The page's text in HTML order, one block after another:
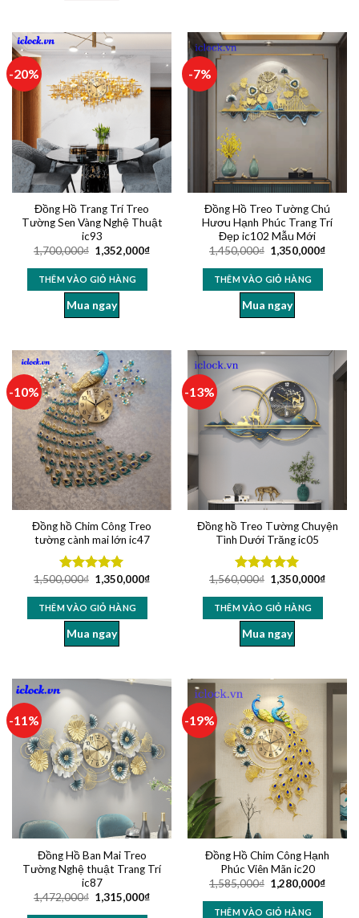
-20%
Đồng Hồ Trang Trí Treo
Tường Sen Vàng Nghệ Thuật
ic93
1,700,000₫ 1,352,000₫
THÊM VÀO GIỎ HÀNG
Mua ngay
-7%
Đồng Hồ Treo Tường Chú
Hươu Hạnh Phúc Trang Trí
Đẹp ic102 Mẫu Mới
1,450,000₫ 1,350,000₫
THÊM VÀO GIỎ HÀNG
Mua ngay
-10%
Đồng hồ Chim Công Treo
tường cành mai lớn ic47
Được xếp
hạng5.00
5 sao
1,500,000₫ 1,350,000₫
THÊM VÀO GIỎ HÀNG
Mua ngay
-13%
Đồng hồ Treo Tường Chuyện
Tình Dưới Trăng ic05
Được xếp
hạng5.00
5 sao
1,560,000₫ 1,350,000₫
THÊM VÀO GIỎ HÀNG
Mua ngay
-11%
Đồng Hồ Ban Mai Treo
Tường Nghệ thuật Trang Trí
ic87
1,472,000₫ 1,315,000₫
-19%
Đồng Hồ Chim Công Hạnh
Phúc Viên Mãn ic20
1,585,000₫ 1,280,000₫
THÊM VÀO GIỎ HÀNG